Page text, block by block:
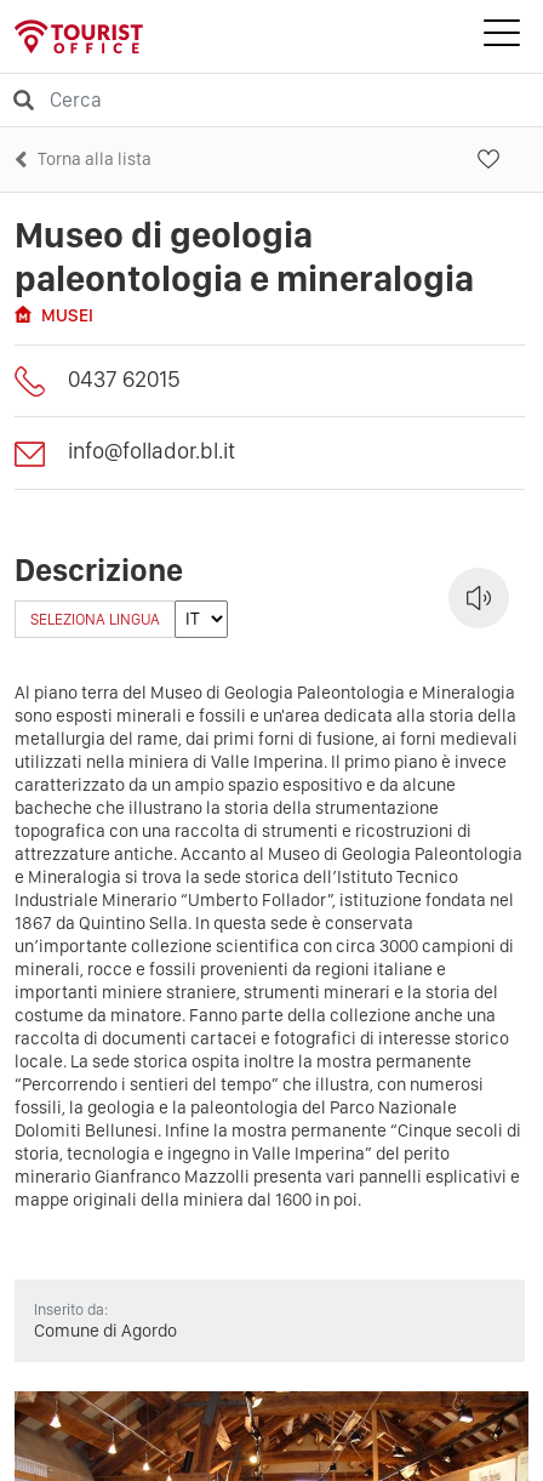
Torna alla lista
Museo di geologia
paleontologia e mineralogia
MUSEI
0437 62015
info@follador.bl.it
Descrizione
SELEZIONA LINGUA
Al piano terra del Museo di Geologia Paleontologia e Mineralogia
sono esposti minerali e fossili e un'area dedicata alla storia della
metallurgia del rame, dai primi forni di fusione, ai forni medievali
utilizzati nella miniera di Valle Imperina. Il primo piano è invece
caratterizzato da un ampio spazio espositivo e da alcune
bacheche che illustrano la storia della strumentazione
topografica con una raccolta di strumenti e ricostruzioni di
attrezzature antiche. Accanto al Museo di Geologia Paleontologia
e Mineralogia si trova la sede storica dell’Istituto Tecnico
Industriale Minerario “Umberto Follador”, istituzione fondata nel
1867 da Quintino Sella. In questa sede è conservata
un’importante collezione scientifica con circa 3000 campioni di
minerali, rocce e fossili provenienti da regioni italiane e
importanti miniere straniere, strumenti minerari e la storia del
costume da minatore. Fanno parte della collezione anche una
raccolta di documenti cartacei e fotografici di interesse storico
locale. La sede storica ospita inoltre la mostra permanente
“Percorrendo i sentieri del tempo” che illustra, con numerosi
fossili, la geologia e la paleontologia del Parco Nazionale
Dolomiti Bellunesi. Infine la mostra permanente “Cinque secoli di
storia, tecnologia e ingegno in Valle Imperina” del perito
minerario Gianfranco Mazzolli presenta vari pannelli esplicativi e
mappe originali della miniera dal 1600 in poi.
Inserito da:
Comune di Agordo